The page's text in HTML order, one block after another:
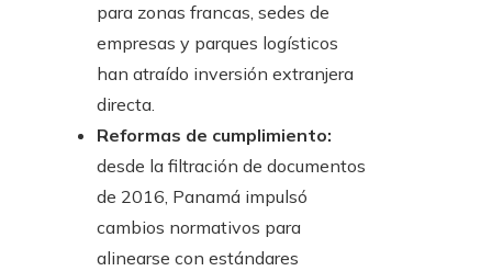
para zonas francas, sedes de
empresas y parques logísticos
han atraído inversión extranjera
directa.
Reformas de cumplimiento:
desde la filtración de documentos
de 2016, Panamá impulsó
cambios normativos para
alinearse con estándares